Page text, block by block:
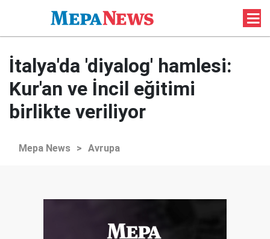
İtalya'da 'diyalog' hamlesi:
Kur'an ve İncil eğitimi
birlikte veriliyor
Mepa News > Avrupa